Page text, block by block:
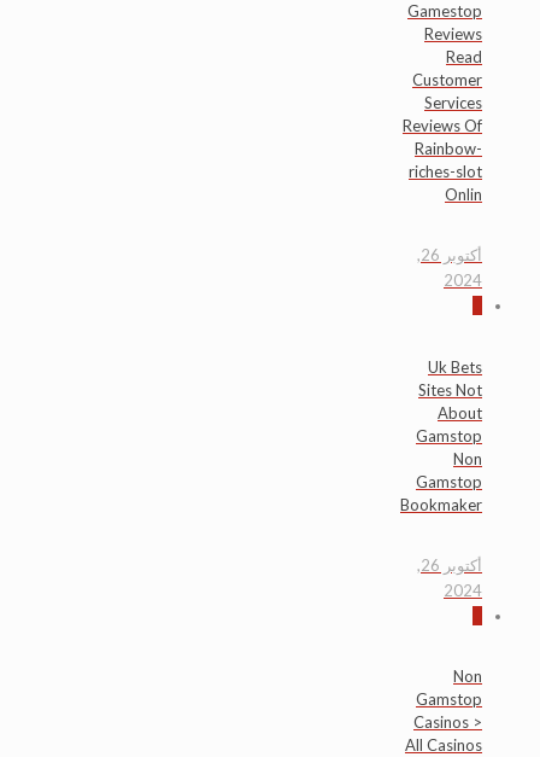
Gamestop
Reviews
Read
Customer
Services
Reviews Of
Rainbow-
riches-slot
Onlin
أكتوبر 26,
2024
Uk Bets
Sites Not
About
Gamstop
Non
Gamstop
Bookmaker
أكتوبر 26,
2024
Non
Gamstop
Casinos >
All Casinos